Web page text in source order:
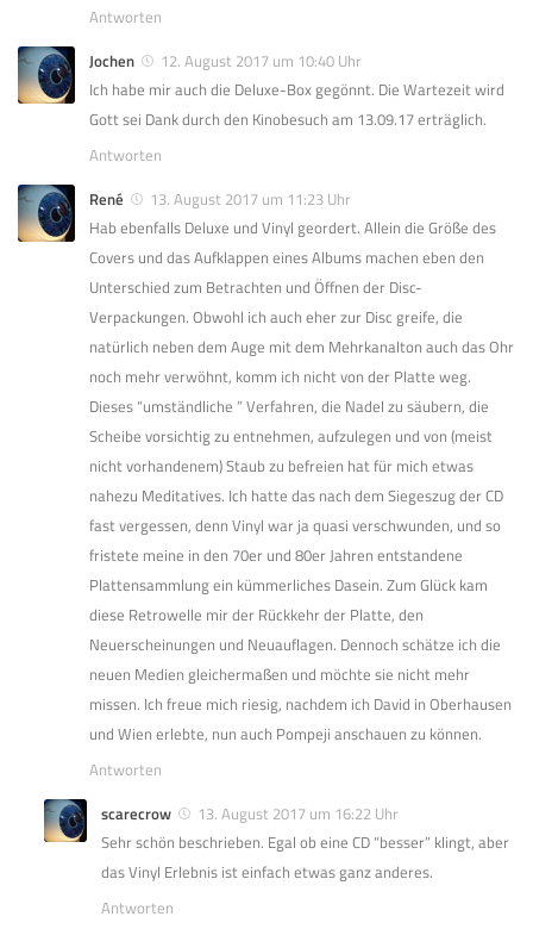
Antworten
Jochen
12. August 2017 um 10:40 Uhr
Ich habe mir auch die Deluxe-Box gegönnt. Die Wartezeit wird
Gott sei Dank durch den Kinobesuch am 13.09.17 erträglich.
Antworten
René
13. August 2017 um 11:23 Uhr
Hab ebenfalls Deluxe und Vinyl geordert. Allein die Größe des
Covers und das Aufklappen eines Albums machen eben den
Unterschied zum Betrachten und Öffnen der Disc-
Verpackungen. Obwohl ich auch eher zur Disc greife, die
natürlich neben dem Auge mit dem Mehrkanalton auch das Ohr
noch mehr verwöhnt, komm ich nicht von der Platte weg.
Dieses “umständliche ” Verfahren, die Nadel zu säubern, die
Scheibe vorsichtig zu entnehmen, aufzulegen und von (meist
nicht vorhandenem) Staub zu befreien hat für mich etwas
nahezu Meditatives. Ich hatte das nach dem Siegeszug der CD
fast vergessen, denn Vinyl war ja quasi verschwunden, und so
fristete meine in den 70er und 80er Jahren entstandene
Plattensammlung ein kümmerliches Dasein. Zum Glück kam
diese Retrowelle mir der Rückkehr der Platte, den
Neuerscheinungen und Neuauflagen. Dennoch schätze ich die
neuen Medien gleichermaßen und möchte sie nicht mehr
missen. Ich freue mich riesig, nachdem ich David in Oberhausen
und Wien erlebte, nun auch Pompeji anschauen zu können.
Antworten
scarecrow
13. August 2017 um 16:22 Uhr
Sehr schön beschrieben. Egal ob eine CD “besser” klingt, aber
das Vinyl Erlebnis ist einfach etwas ganz anderes.
Antworten